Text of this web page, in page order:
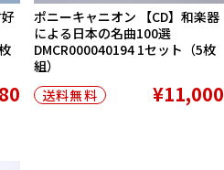
ポニーキャニオン 【CD】和楽器
による日本の名曲100選
DMCR000040194 1セット（5枚
組）
送料無料
¥11,000